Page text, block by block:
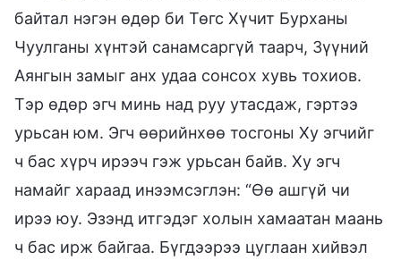
байтал нэгэн өдөр би Төгс Хүчит Бурханы
Чуулганы хүнтэй санамсаргүй таарч, Зүүний
Аянгын замыг анх удаа сонсох хувь тохиов.
Тэр өдөр эгч минь над руу утасдаж, гэртээ
урьсан юм. Эгч өөрийнхөө тосгоны Ху эгчийг
ч бас хүрч ирээч гэж урьсан байв. Ху эгч
намайг хараад инээмсэглэн: “Өө ашгүй чи
ирээ юу. Эзэнд итгэдэг холын хамаатан маань
ч бас ирж байгаа. Бүгдээрээ цуглаан хийвэл